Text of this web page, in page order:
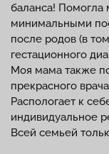
баланса! Помогла
минимальными
после родов (в
гестационного
Моя мама также
прекрасного
Распологает к
индивидуальное
Всей семьей